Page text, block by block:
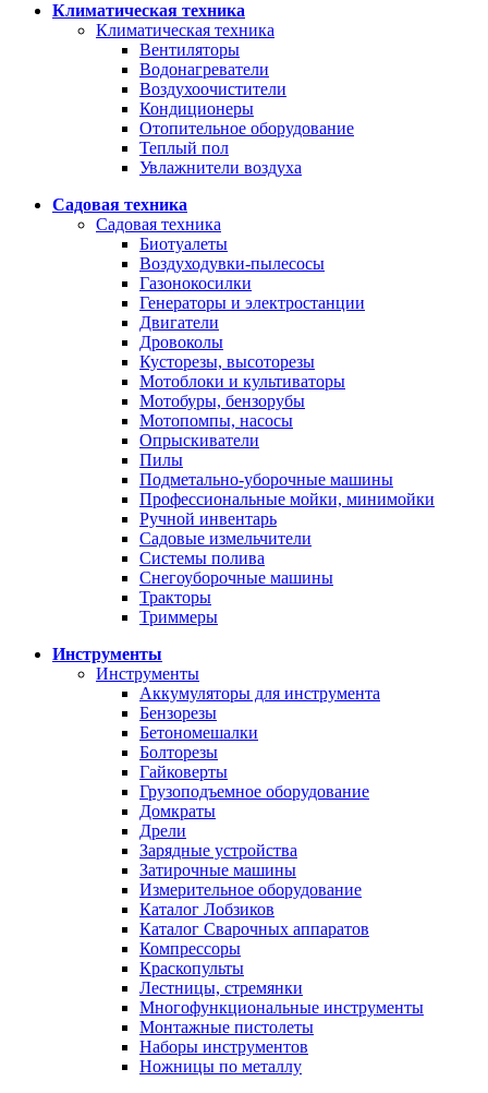
Климатическая техника
Климатическая техника
Вентиляторы
Водонагреватели
Воздухоочистители
Кондиционеры
Отопительное оборудование
Теплый пол
Увлажнители воздуха
Садовая техника
Садовая техника
Биотуалеты
Воздуходувки-пылесосы
Газонокосилки
Генераторы и электростанции
Двигатели
Дровоколы
Кусторезы, высоторезы
Мотоблоки и культиваторы
Мотобуры, бензорубы
Мотопомпы, насосы
Опрыскиватели
Пилы
Подметально-уборочные машины
Профессиональные мойки, минимойки
Ручной инвентарь
Садовые измельчители
Системы полива
Снегоуборочные машины
Тракторы
Триммеры
Инструменты
Инструменты
Аккумуляторы для инструмента
Бензорезы
Бетономешалки
Болторезы
Гайковерты
Грузоподъемное оборудование
Домкраты
Дрели
Зарядные устройства
Затирочные машины
Измерительное оборудование
Каталог Лобзиков
Каталог Сварочных аппаратов
Компрессоры
Краскопульты
Лестницы, стремянки
Многофункциональные инструменты
Монтажные пистолеты
Наборы инструментов
Ножницы по металлу